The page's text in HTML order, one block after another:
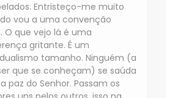
Entristeço-me muito
vou a uma convenção
O que vejo lá é uma
gritante. É um
tamanho. Ninguém (a
que se conheçam) se saúda
paz do Senhor. Passam os